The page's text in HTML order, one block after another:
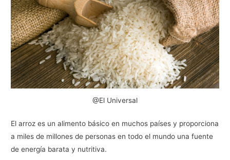
@El Universal
El arroz es un alimento básico en muchos países y proporciona
a miles de millones de personas en todo el mundo una fuente
de energía barata y nutritiva.